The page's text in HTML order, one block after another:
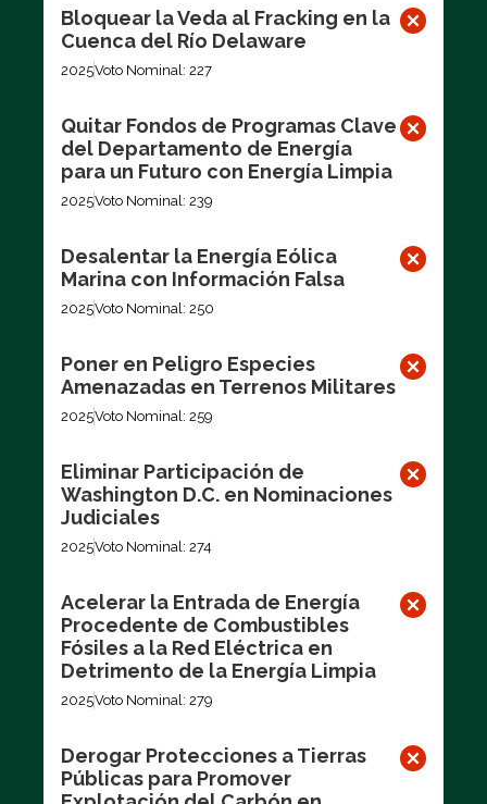
Bloquear la Veda al Fracking en la
Cuenca del Río Delaware
2025Voto Nominal: 227
Quitar Fondos de Programas Clave
del Departamento de Energía
para un Futuro con Energía Limpia
2025Voto Nominal: 239
Desalentar la Energía Eólica
Marina con Información Falsa
2025Voto Nominal: 250
Poner en Peligro Especies
Amenazadas en Terrenos Militares
2025Voto Nominal: 259
Eliminar Participación de
Washington D.C. en Nominaciones
Judiciales
2025Voto Nominal: 274
Acelerar la Entrada de Energía
Procedente de Combustibles
Fósiles a la Red Eléctrica en
Detrimento de la Energía Limpia
2025Voto Nominal: 279
Derogar Protecciones a Tierras
Públicas para Promover